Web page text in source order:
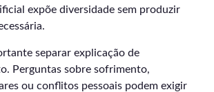
expõe diversidade sem produzir
separar explicação de
Perguntas sobre sofrimento,
ou conflitos pessoais podem exigir